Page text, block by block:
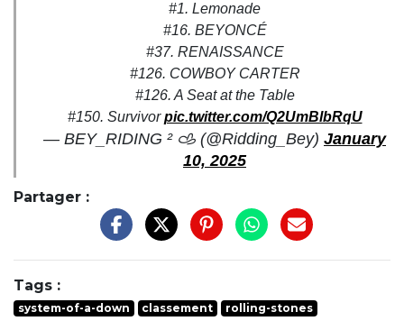
#1. Lemonade
#16. BEYONCÉ
#37. RENAISSANCE
#126. COWBOY CARTER
#126. A Seat at the Table
#150. Survivorpic.twitter.com/Q2UmBlbRqU
— BEY_RIDING ² 𐚁 (@Ridding_Bey) January
10, 2025
Partager :
Tags :
system-of-a-down classement
rolling-stones